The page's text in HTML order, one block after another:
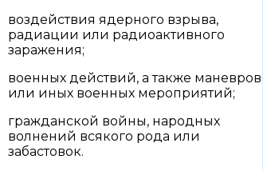
воздействия ядерного взрыва,
радиации или радиоактивного
заражения;
военных действий, а также маневров
или иных военных мероприятий;
гражданской войны, народных
волнений всякого рода или
забастовок.